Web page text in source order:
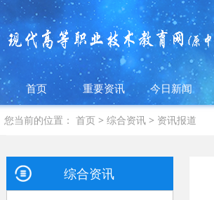
首页 重要资讯 今日新闻
您当前的位置：首页 >综合资讯 > 资讯报道
综合资讯